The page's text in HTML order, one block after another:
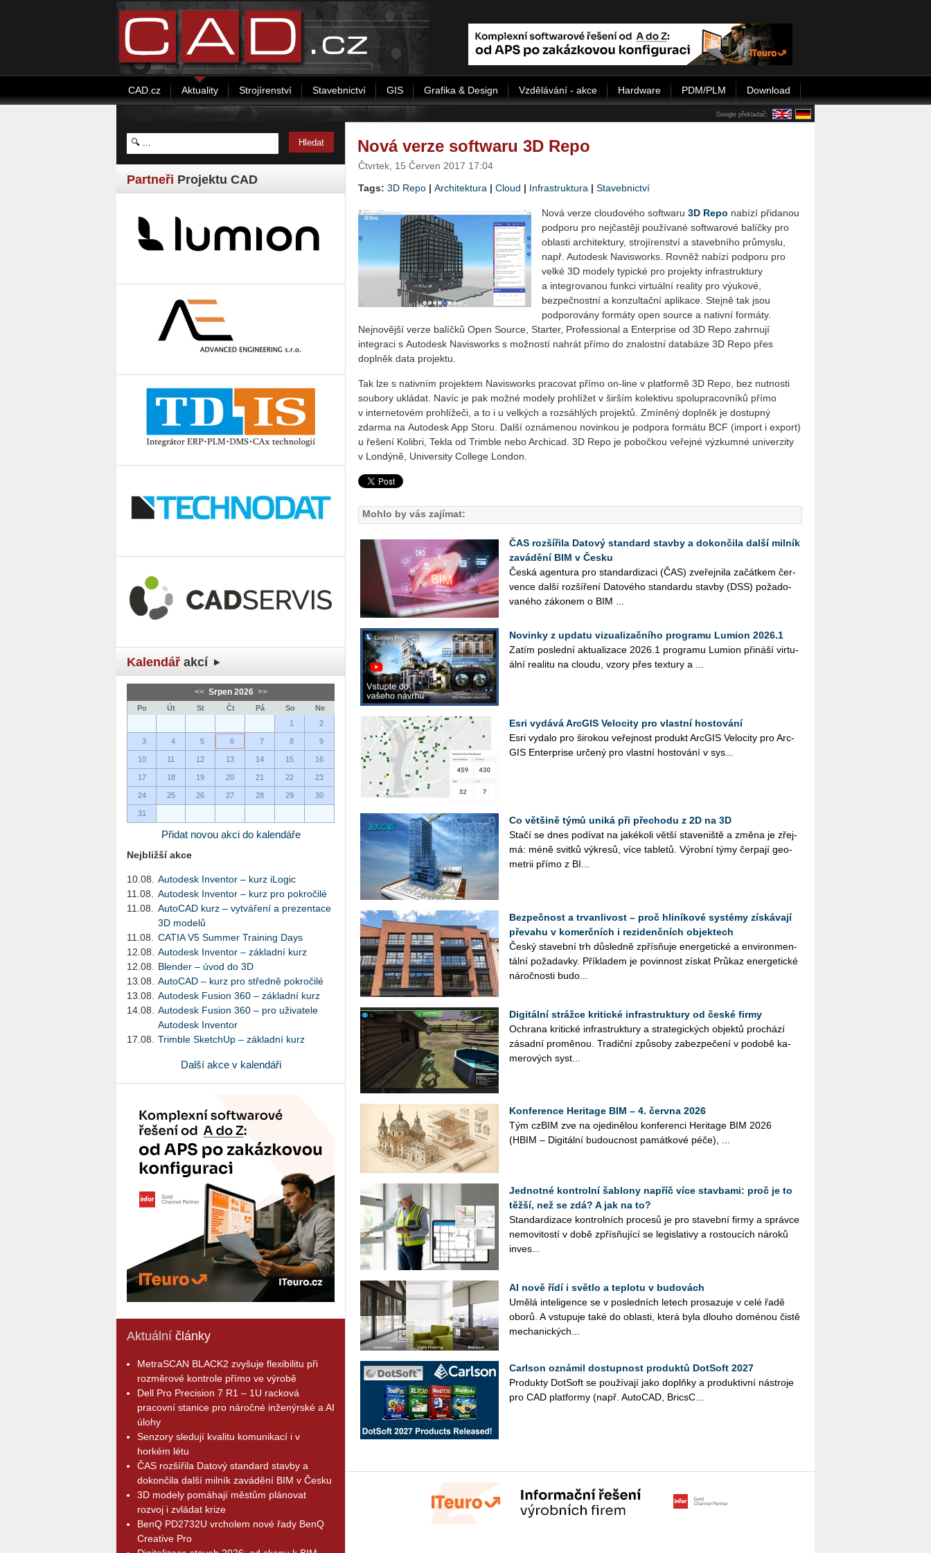
CAD.cz Aktuality Strojírenství Stavebnictví GIS Grafika & Design Vzdělávání - akce Hardware PDM/PLM Download
Google překladač:
Partneři Projektu CAD
Kalendář akcí
<< Srpen 2026 >>
Po Út St Čt Pá So
Ne
1
2
3 4 5 6 7 8 9
10 11 12 13 14 15 16
17 18 19 20 21 22 23
24 25 26 27 28 29 30
31
Přidat novou akci do kalendáře
Nejbližší akce
10.08.
Autodesk Inventor – kurz iLogic
11.08.
Autodesk Inventor – kurz pro pokročilé
11.08.
AutoCAD kurz – vytváření a prezentace
3D modelů
11.08.
CATIA V5 Summer Training Days
12.08.
Autodesk Inventor – základní kurz
12.08.
Blender – úvod do 3D
13.08.
AutoCAD – kurz pro středně pokročilé
13.08.
Autodesk Fusion 360 – základní kurz
14.08.
Autodesk Fusion 360 – pro uživatele
Autodesk Inventor
17.08.
Trimble SketchUp – základní kurz
Další akce v kalendáři
Aktuální články
MetraSCAN BLACK2 zvyšuje flexibilitu při
rozměrové kontrole přímo ve výrobě
Dell Pro Precision 7 R1 – 1U racková
pracovní stanice pro náročné inženýrské a AI
úlohy
Senzory sledují kvalitu komunikací i v
horkém létu
ČAS rozšířila Datový standard stavby a
dokončila další milník zavádění BIM v Česku
3D modely pomáhají městům plánovat
rozvoj i zvládat krize
BenQ PD2732U vrcholem nové řady BenQ
Creative Pro
Nová verze softwaru 3D Repo
Čtvrtek, 15 Červen 2017 17:04
Tags: 3D Repo | Architektura | Cloud | Infrastruktura | Stavebnictví
Nová verze cloudového softwaru 3D Repo nabízí přidanou
podporu pro nejčastěji používané softwarové balíčky pro
oblasti architektury, strojírenství a stavebního průmyslu,
např. Autodesk Navisworks. Rovněž nabízí podporu pro
velké 3D modely typické pro projekty infrastruktury
a integrovanou funkci virtuální reality pro výukové,
bezpečnostní a konzultační aplikace. Stejně tak jsou
podporovány formáty open source a nativní formáty.
Nejnovější verze balíčků Open Source, Starter, Professional a Enterprise od 3D Repo zahrnují
integraci s Autodesk Navisworks s možností nahrát přímo do znalostní databáze 3D Repo přes
doplněk data projektu.
Tak lze s nativním projektem Navisworks pracovat přímo on-line v platformě 3D Repo, bez nutnosti
soubory ukládat. Navíc je pak možné modely prohlížet v širším kolektivu spolupracovníků přímo
v internetovém prohlížeči, a to i u velkých a rozsáhlých projektů. Zmíněný doplněk je dostupný
zdarma na Autodesk App Storu. Další oznámenou novinkou je podpora formátu BCF (import i export)
u řešení Kolibri, Tekla od Trimble nebo Archicad. 3D Repo je pobočkou veřejné výzkumné univerzity
v Londýně, University College London.
Mohlo by vás zajímat:
ČAS rozšířila Datový standard stavby a dokončila další milník
zavádění BIM v Česku
Česká agen­tu­ra pro stan­dar­di­za­ci (ČAS) zve­řej­ni­la za­čát­kem čer­
ven­ce další roz­ší­ře­ní Da­to­vé­ho stan­dar­du stav­by (DSS) po­ža­do­
va­né­ho zá­ko­nem o BIM ...
Novinky z updatu vizualizačního programu Lumion 2026.1
Zatím po­sled­ní ak­tu­a­li­za­ce 2026.1 pro­gra­mu Lu­mi­on při­ná­ší vir­tu­
ál­ní re­a­li­tu na clou­du, vzory přes tex­tu­ry a ...
Esri vydává ArcGIS Velocity pro vlastní hostování
Esri vy­da­lo pro ši­ro­kou ve­řej­nost pro­dukt Arc­GIS Ve­lo­ci­ty pro Arc­
GIS En­ter­pri­se ur­če­ný pro vlast­ní hos­to­vá­ní v sys­...
Co většině týmů uniká při přechodu z 2D na 3D
Stačí se dnes po­dí­vat na ja­ké­ko­li větší sta­ve­niš­tě a změna je zřej­
má: méně svit­ků vý­kre­sů, více table­tů. Vý­rob­ní týmy čer­pa­jí ge­o­
me­t­rii přímo z BI...
Bezpečnost a trvanlivost – proč hliníkové systémy získávají
převahu v komerčních i rezidenčních objektech
Český sta­veb­ní trh dů­sled­ně zpřísňuje ener­ge­tic­ké a en­vi­ron­men­
tál­ní po­ža­dav­ky. Pří­kla­dem je po­vin­nost zís­kat Prů­kaz ener­ge­tic­ké
ná­roč­nos­ti bu­do­...
Digitální strážce kritické infrastruktury od české firmy
Ochra­na kri­tic­ké in­frastruk­tu­ry a stra­te­gic­kých ob­jek­tů pro­chá­zí
zá­sad­ní pro­mě­nou. Tra­dič­ní způ­so­by za­bez­pe­če­ní v po­do­bě ka­
me­ro­vých sys­t...
Konference Heritage BIM – 4. června 2026
Tým czBIM zve na oje­di­ně­lou kon­fe­ren­ci He­ri­tage BIM 2026
(HBIM – Di­gi­tál­ní bu­douc­nost pa­mát­ko­vé péče), ...
Jednotné kontrolní šablony napříč více stavbami: proč je to
těžší, než se zdá? A jak na to?
Stan­dar­di­za­ce kon­t­rol­ních pro­ce­sů je pro sta­veb­ní firmy a správ­ce
ne­mo­vi­tos­tí v době zpřísňující se le­gisla­ti­vy a ros­tou­cích ná­ro­ků
in­ves­...
AI nově řídí i světlo a teplotu v budovách
Umělá in­te­li­gen­ce se v po­sled­ních le­tech pro­sa­zu­je v celé řadě
oborů. A vstu­pu­je také do ob­las­ti, která byla dlou­ho do­mé­nou čistě
me­cha­nic­kých...
Carlson oznámil dostupnost produktů DotSoft 2027
Pro­duk­ty Do­t­Soft se po­u­ží­va­jí jako doplňky a pro­duk­tiv­ní ná­stro­je
pro CAD plat­for­my (např. Au­to­CAD, Brics­C...